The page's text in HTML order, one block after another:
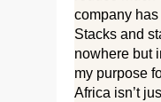
company
Stacks and
nowhere but
my purpose
Africa isn’t